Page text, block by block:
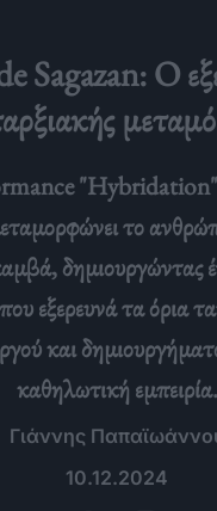
Sagazan: Ο
το
δημιουργώντας
εξερευνά τα όρια
και
καθηλωτική εμπειρία.
Γιάννης
10.12.2024